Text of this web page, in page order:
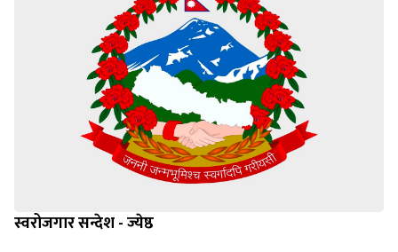
स्वरोजगार सन्देश - ज्येष्ठ